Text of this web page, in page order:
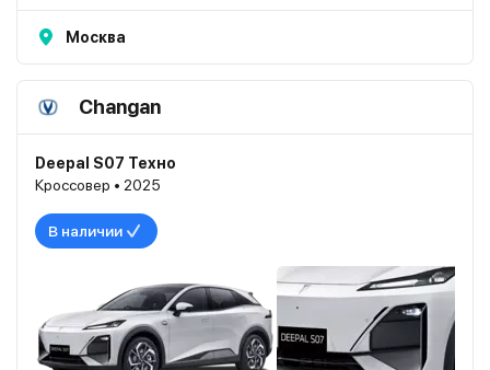
Москва
Changan
Deepal S07 Техно
Кроссовер • 2025
В наличии